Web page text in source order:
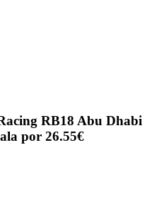
RB18 Abu Dhabi
por 26.55€